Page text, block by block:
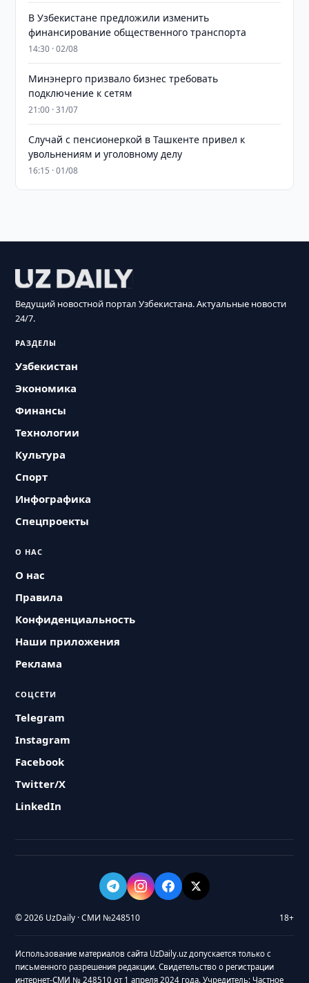
В Узбекистане предложили изменить
финансирование общественного транспорта
14:30 · 02/08
Минэнерго призвало бизнес требовать
подключение к сетям
21:00 · 31/07
Случай с пенсионеркой в Ташкенте привел к
увольнениям и уголовному делу
16:15 · 01/08
Ведущий новостной портал Узбекистана. Актуальные новости
24/7.
РАЗДЕЛЫ
Узбекистан
Экономика
Финансы
Технологии
Культура
Спорт
Инфографика
Спецпроекты
О НАС
О нас
Правила
Конфиденциальность
Наши приложения
Реклама
СОЦСЕТИ
Telegram
Instagram
Facebook
Twitter/X
LinkedIn
© 2026 UzDaily · СМИ №248510 18+
Использование материалов сайта UzDaily.uz допускается только с
письменного разрешения редакции. Свидетельство о регистрации
интернет-СМИ № 248510 от 1 апреля 2024 года. Учредитель: Частное